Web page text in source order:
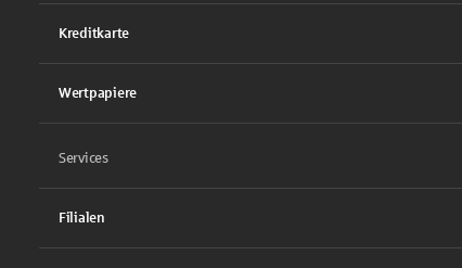
Kreditkarte
Wertpapiere
Services
Filialen